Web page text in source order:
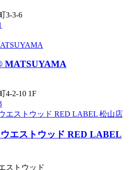
3-3-6
MATSUYAMA
4-2-10 1F
エストウッド RED LABEL
ストウッド